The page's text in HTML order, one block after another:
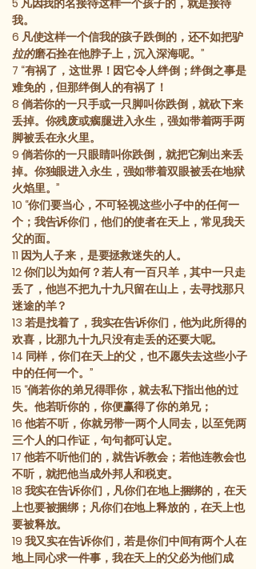
5 凡因我的名接待这样一个孩子的，就是接待
我。
6 凡使这样一个信我的孩子跌倒的，还不如把驴
拉的磨石拴在他脖子上，沉入深海呢。”
7 “有祸了，这世界！因它令人绊倒；绊倒之事是
难免的，但那绊倒人的有祸了！
8 倘若你的一只手或一只脚叫你跌倒，就砍下来
丢掉。你残废或瘸腿进入永生，强如带着两手两
脚被丢在永火里。
9 倘若你的一只眼睛叫你跌倒，就把它剜出来丢
掉。你独眼进入永生，强如带着双眼被丢在地狱
火焰里。”
10 “你们要当心，不可轻视这些小子中的任何一
个；我告诉你们，他们的使者在天上，常见我天
父的面。
11 因为人子来，是要拯救迷失的人。
12你们以为如何？若人有一百只羊，其中一只走
丢了，他岂不把九十九只留在山上，去寻找那只
迷途的羊？
13 若是找着了，我实在告诉你们，他为此所得的
欢喜，比那九十九只没有走丢的还要大呢。
14 同样，你们在天上的父，也不愿失去这些小子
中的任何一个。”
15 “倘若你的弟兄得罪你，就去私下指出他的过
失。他若听你的，你便赢得了你的弟兄；
16 他若不听，你就另带一两个人同去，以至凭两
三个人的口作证，句句都可认定。
17 他若不听他们的，就告诉教会；若他连教会也
不听，就把他当成外邦人和税吏。
18 我实在告诉你们，凡你们在地上捆绑的，在天
上也要被捆绑；凡你们在地上释放的，在天上也
要被释放。
19 我又实在告诉你们，若是你们中间有两个人在
地上同心求一件事，我在天上的父必为他们成